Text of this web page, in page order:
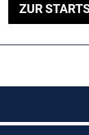
ZUR